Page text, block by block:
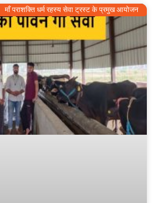
माँ पराशक्ति धर्म रहस्य सेवा ट्रस्ट के प्रमुख आयोजन